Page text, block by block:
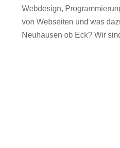
Webdesign,
von Webseiten und was
Neuhausen ob Eck? Wir